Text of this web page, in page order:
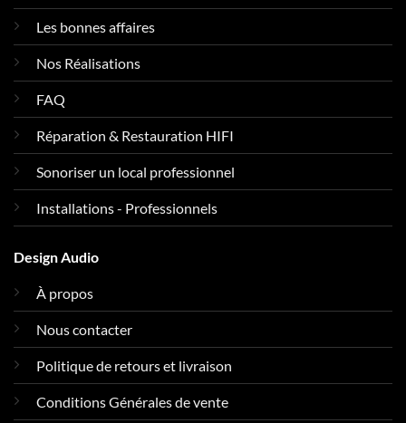
Les bonnes affaires
Nos Réalisations
FAQ
Réparation & Restauration HIFI
Sonoriser un local professionnel
Installations - Professionnels
Design Audio
À propos
Nous contacter
Politique de retours et livraison
Conditions Générales de vente